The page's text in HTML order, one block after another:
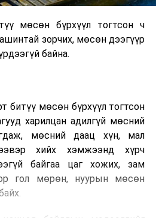
мөсөн бүрхүүл тогтсон ч
зорчих, мөсөн дээгүүр
байна.
битүү мөсөн бүрхүүл тогтсон
харилцан адилгүй мөсний
мөсний даац хүн, мал
хийх хэмжээнд хүрч
байгаа цаг хожих, зам
гол мөрөн, нуурын мөсөн